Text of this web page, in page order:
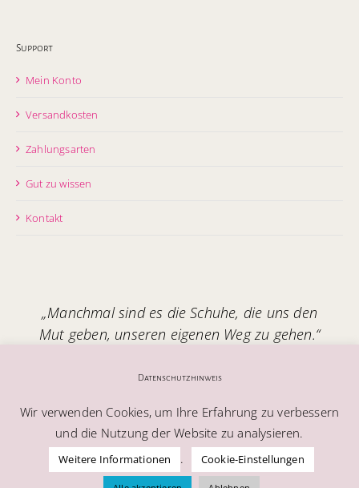
Support
Mein Konto
Versandkosten
Zahlungsarten
Gut zu wissen
Kontakt
„Manchmal sind es die Schuhe, die uns den
Mut geben, unseren eigenen Weg zu gehen.“
Handgefertigt in Italien – mit Seele.
© Alle Rechte vorbehalten | Melablu AG
Datenschutzhinweis
Wir verwenden Cookies, um Ihre Erfahrung zu verbessern
und die Nutzung der Website zu analysieren.
Weitere Informationen . Cookie-Einstellungen